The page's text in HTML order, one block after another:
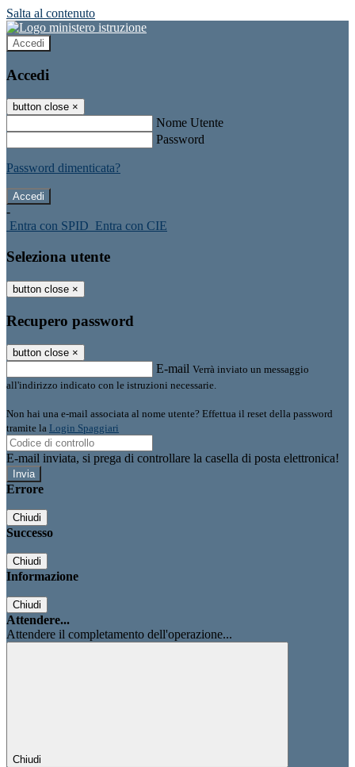
Salta al contenuto
Accedi
Accedi
button close ×
Nome Utente
Password
Password dimenticata?
-
Entra con SPID Entra con CIE
Seleziona utente
button close ×
Recupero password
button close ×
E-mail Verrà inviato un messaggio
all'indirizzo indicato con le istruzioni necessarie.
Non hai una e-mail associata al nome utente? Effettua il reset della password
tramite la Login Spaggiari
E-mail inviata, si prega di controllare la casella di posta elettronica!
Errore
Chiudi
Successo
Chiudi
Informazione
Chiudi
Attendere...
Attendere il completamento dell'operazione...
Chiudi